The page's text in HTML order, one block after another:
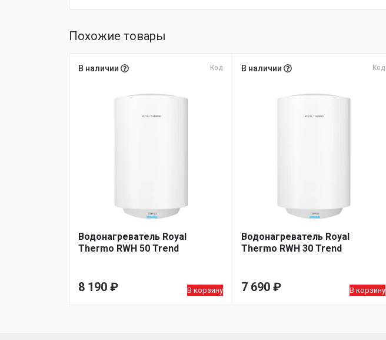
Похожие товары
В наличии Код
Водонагреватель Royal
Thermo RWH 50 Trend
8 190 ₽ В корзину
В наличии Код
Водонагреватель Royal
Thermo RWH 30 Trend
7 690 ₽ В корзину